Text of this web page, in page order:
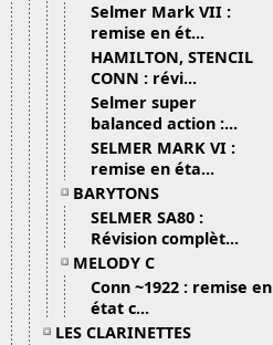
Selmer Mark VII :
remise en ét...
HAMILTON, STENCIL
CONN : révi...
Selmer super
balanced action :...
SELMER MARK VI :
remise en éta...
BARYTONS
SELMER SA80 :
Révision complèt...
MELODY C
Conn ~1922 : remise en
état c...
LES CLARINETTES